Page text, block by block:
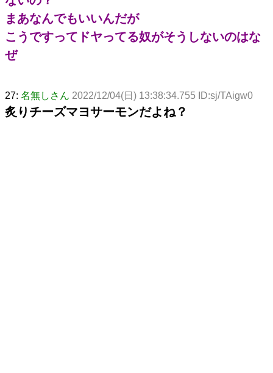
まあなんでもいいんだが
こうですってドヤってる奴がそうしないのはな
ぜ
27: 名無しさん 2022/12/04(日) 13:38:34.755 ID:sj/TAigw0
炙りチーズマヨサーモンだよね？